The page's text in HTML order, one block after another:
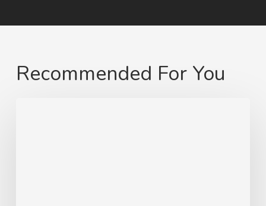
Recommended For You